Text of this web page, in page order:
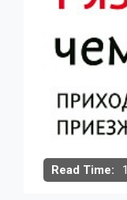
Read Time: